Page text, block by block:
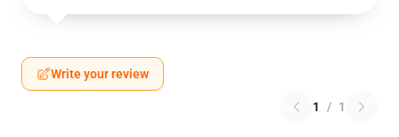
Write your review
1 / 1